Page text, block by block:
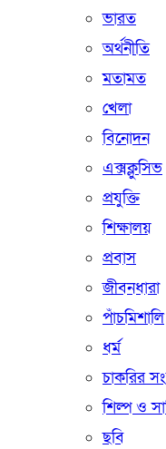
ভারত
অর্থনীতি
মতামত
খেলা
বিনোদন
এক্সক্লুসিভ
প্রযুক্তি
শিক্ষালয়
প্রবাস
জীবনধারা
পাঁচমিশালি
ধর্ম
চাকরির
শিল্প ও
ছবি